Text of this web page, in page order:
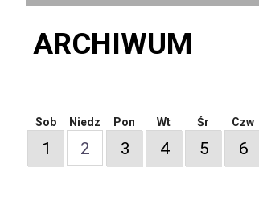
ARCHIWUM
Sob
1
Niedz
2
Pon
3
Wt
4
Śr
5
Czw
6